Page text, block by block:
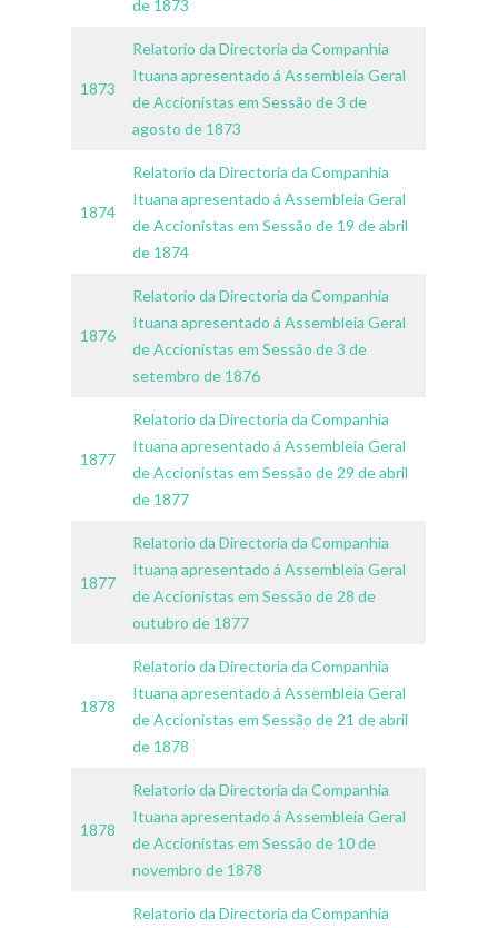
de 1873
1873
Relatorio da Directoria da Companhia
Ituana apresentado á Assembleia Geral
de Accionistas em Sessão de 3 de
agosto de 1873
1874
Relatorio da Directoria da Companhia
Ituana apresentado á Assembleia Geral
de Accionistas em Sessão de 19 de abril
de 1874
1876
Relatorio da Directoria da Companhia
Ituana apresentado á Assembleia Geral
de Accionistas em Sessão de 3 de
setembro de 1876
1877
Relatorio da Directoria da Companhia
Ituana apresentado á Assembleia Geral
de Accionistas em Sessão de 29 de abril
de 1877
1877
Relatorio da Directoria da Companhia
Ituana apresentado á Assembleia Geral
de Accionistas em Sessão de 28 de
outubro de 1877
1878
Relatorio da Directoria da Companhia
Ituana apresentado á Assembleia Geral
de Accionistas em Sessão de 21 de abril
de 1878
1878
Relatorio da Directoria da Companhia
Ituana apresentado á Assembleia Geral
de Accionistas em Sessão de 10 de
novembro de 1878
Relatorio da Directoria da Companhia